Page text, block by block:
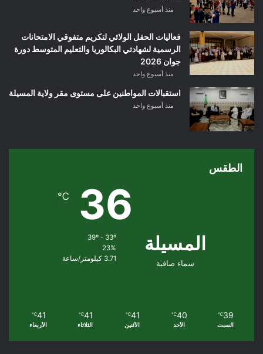
منذ أسبوع واحد
فعاليات الحفل الولائي لتكريم متفوقي الامتحانات
الرسمية لشهادتي البكالوريا والتعليم المتوسط دورة
جوان 2026
منذ أسبوع واحد
استقبالات المواطنين على مستوى مقر ولاية المسيلة
منذ أسبوع واحد
الطقس
المسيلة
سماء صافية
36
℃
39º - 33º
23%
3.71 كيلومتر/ساعة
39
℃
السبت
40
℃
الأحد
41
℃
الأثنين
41
℃
الثلاثاء
41
℃
الأربعاء